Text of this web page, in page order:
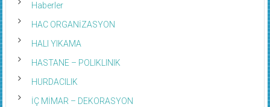
Haberler
HAC ORGANİZASYON
HALI YIKAMA
HASTANE – POLIKLINIK
HURDACILIK
İÇ MİMAR – DEKORASYON